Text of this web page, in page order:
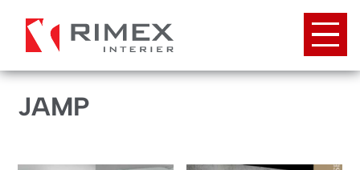
hlavnímu
obsahu
JAMP